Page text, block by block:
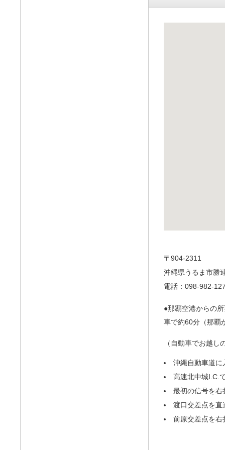
〒904-2311
沖縄県うるま市勝
電話：098-982-
那覇空港からの
車で約60分（那覇
（自動車でお越し
沖縄自動車道に
高速北中城I.C.
最初の信号を右
渡口交差点を直
前原交差点を右